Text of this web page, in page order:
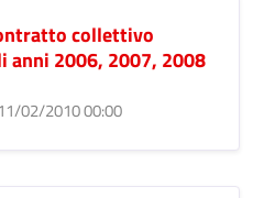
collettivo
anni 2006, 2007, 2008
02/2010 00:00